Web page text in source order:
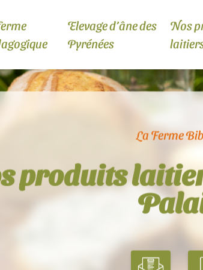
Elevage d’âne des
Pyrénées
Nos
La Ferme
produits